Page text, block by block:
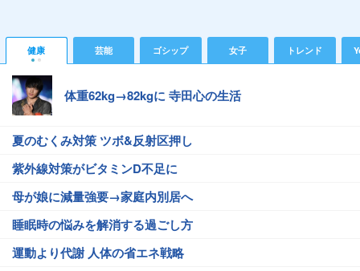
健康 芸能 ゴシップ 女子 トレンド
体重62kg→82kgに 寺田心の生活
夏のむくみ対策 ツボ&反射区押し
紫外線対策がビタミンD不足に
母が娘に減量強要→家庭内別居へ
睡眠時の悩みを解消する過ごし方
運動より代謝 人体の省エネ戦略